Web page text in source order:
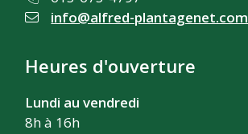
info@alfred-plantagenet.com
Heures d'ouverture
Lundi au vendredi
8h à 16h